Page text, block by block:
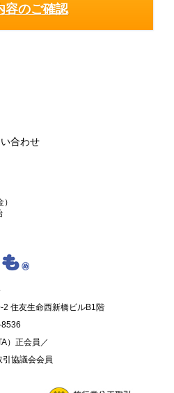
合わせ
住友生命西新橋ビルB1階
）正会員／
引協議会会員